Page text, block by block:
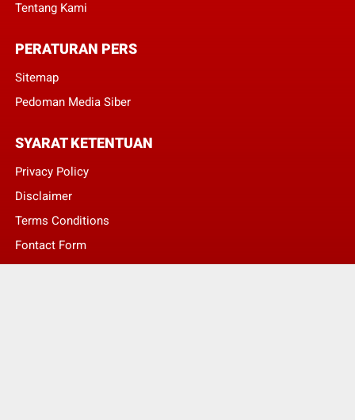
Tentang Kami
PERATURAN PERS
Sitemap
Pedoman Media Siber
SYARAT KETENTUAN
Privacy Policy
Disclaimer
Terms Conditions
Fontact Form